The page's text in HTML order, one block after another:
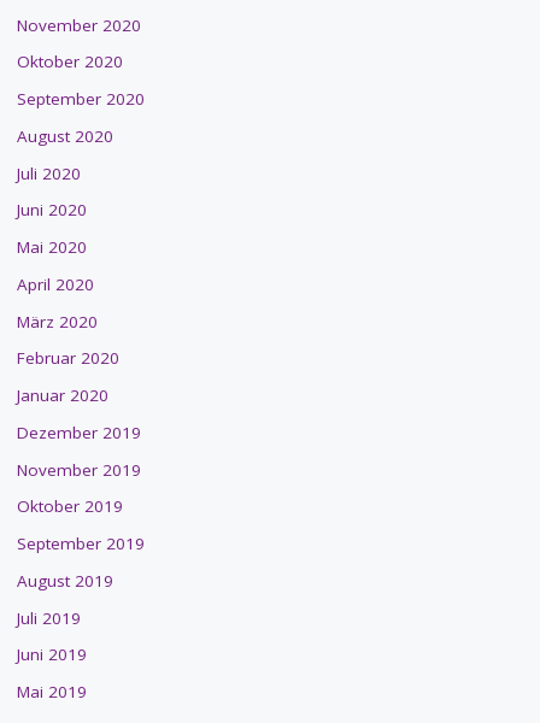
November 2020
Oktober 2020
September 2020
August 2020
Juli 2020
Juni 2020
Mai 2020
April 2020
März 2020
Februar 2020
Januar 2020
Dezember 2019
November 2019
Oktober 2019
September 2019
August 2019
Juli 2019
Juni 2019
Mai 2019